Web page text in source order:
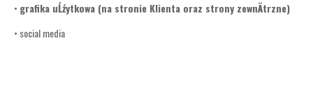
• grafika uĹźytkowa (na stronie Klienta oraz strony zewnÄtrzne)
• social media